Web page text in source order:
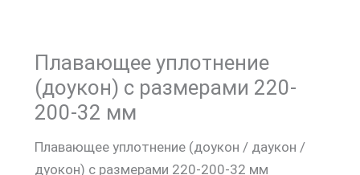
Плавающее уплотнение
(доукон) с размерами 220-
200-32 мм
Плавающее уплотнение (доукон / даукон /
дуокон) с размерами 220-200-32 мм